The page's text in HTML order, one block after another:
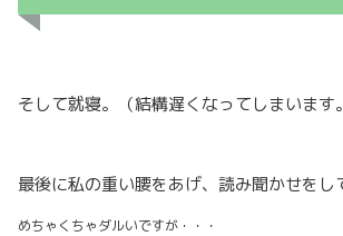
そして就寝。（結構遅くなってしまいます
最後に私の重い腰をあげ、読み聞かせをし
めちゃくちゃダルいですが・・・